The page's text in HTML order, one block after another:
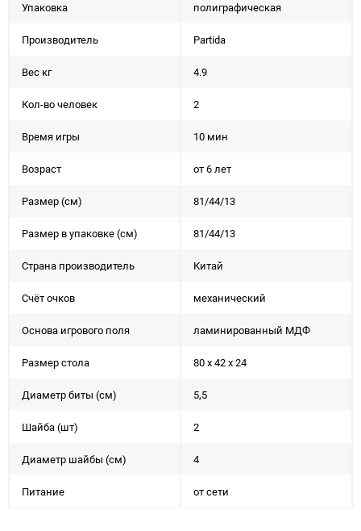
Упаковка полиграфическая
Производитель Partida
Вес кг 4.9
Кол-во человек 2
Время игры 10 мин
Возраст от 6 лет
Размер (см) 81/44/13
Размер в упаковке (см) 81/44/13
Страна производитель Китай
Счёт очков механический
Основа игрового поля ламинированный МДФ
Размер стола 80 х 42 х 24
Диаметр биты (см) 5,5
Шайба (шт) 2
Диаметр шайбы (см) 4
Питание от сети